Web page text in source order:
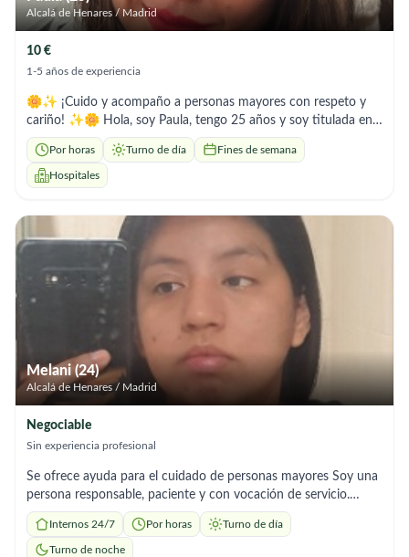
Alcalá de Henares / Madrid
10 €
1-5 años de experiencia
🌼✨ ¡Cuido y acompaño a personas mayores con respeto y
cariño! ✨🌼 Hola, soy Paula, tengo 25 años y soy titulada en
Atención y Cuidado a Personas Mayores. Tengo experiencia
ofreciendo acompañamiento, apoyo emocional y ayuda en el
día a día. Soy responsable, empática, paciente y de trato muy
📅 Disponibilidad: mañanas ,algunas horas por la tarde y fines
de semana. ❗ Importante: no realizo cocina, solo
acompañamiento y cuidado personal. Si buscas a alguien de
confianza para cuidar o acompañar a tus mayores, ¡estaré
encantada de ayudar! 🤍 📞 Paula – 639485275
Por horas Turno de día Fines de semana
Hospitales
Melani (24)
Alcalá de Henares / Madrid
Negociable
Sin experiencia profesional
Se ofrece ayuda para el cuidado de personas mayores Soy una
persona responsable, paciente y con vocación de servicio.
Ofrezco apoyo en el cuidado de personas mayores,
acompañamiento, ayuda en tareas diarias y compañía. ✔ Trato
cercano y respetuoso ✔ Experiencia y seriedad ✔
Internos 24/7 Por horas Turno de día
Turno de noche